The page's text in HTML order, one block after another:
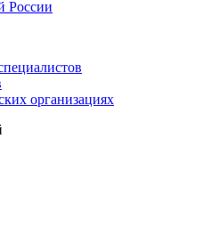
России
организациях